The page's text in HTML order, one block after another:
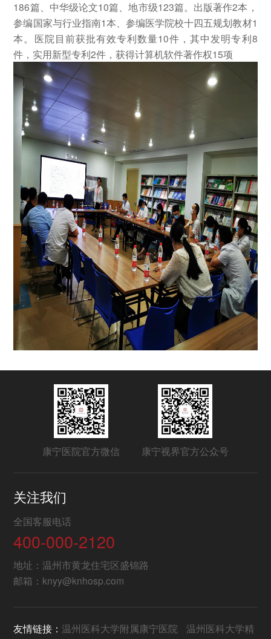
186篇、中华级论文10篇、地市级123篇。出版著作2本，
参编国家与行业指南1本、参编医学院校十四五规划教材1
本。医院目前获批有效专利数量10件，其中发明专利8
件，实用新型专利2件，获得计算机软件著作权15项
康宁医院官方微信 康宁视界官方公众号
关注我们
全国客服电话
400-000-2120
地址：温州市黄龙住宅区盛锦路
邮箱：knyy@knhosp.com
友情链接：温州医科大学附属康宁医院
温州医科大学精